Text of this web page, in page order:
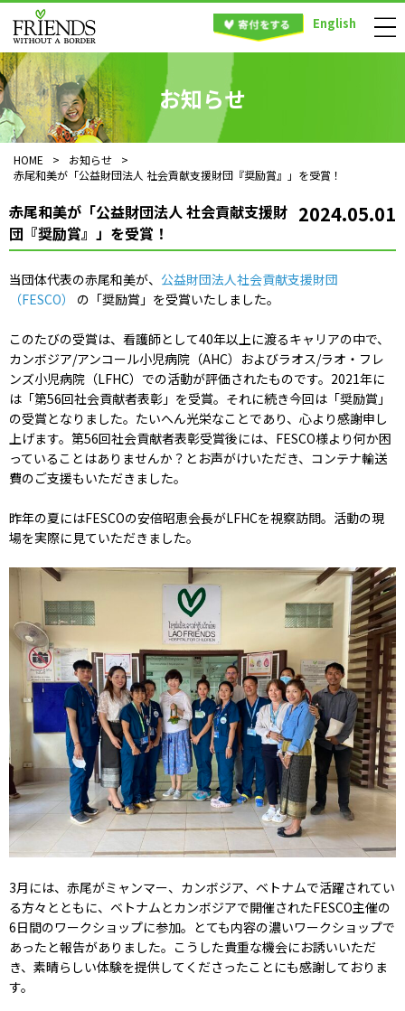
English
お知らせ
HOME > お知らせ
>
赤尾和美が「公益財団法人 社会貢献支援財団『奨励賞』」を受賞！
赤尾和美が「公益財団法人 社会貢献支援財
団『奨励賞』」を受賞！
2024.05.01
当団体代表の赤尾和美が、 公益財団法人社会貢献支援財団
（FESCO）
の「奨励賞」を受賞いたしました。
このたびの受賞は、看護師として40年以上に渡るキャリアの中で、
カンボジア/アンコール小児病院（AHC）およびラオス/ラオ・フレ
ンズ小児病院（LFHC）での活動が評価されたものです。2021年に
は「第56回社会貢献者表彰」を受賞。それに続き今回は「奨励賞」
の受賞となりました。たいへん光栄なことであり、心より感謝申し
上げます。第56回社会貢献者表彰受賞後には、FESCO様より何か困
っていることはありませんか？とお声がけいただき、コンテナ輸送
費のご支援もいただきました。
昨年の夏にはFESCOの安倍昭恵会長がLFHCを視察訪問。活動の現
場を実際に見ていただきました。
3月には、赤尾がミャンマー、カンボジア、ベトナムで活躍されてい
る方々とともに、ベトナムとカンボジアで開催されたFESCO主催の
6日間のワークショップに参加。とても内容の濃いワークショップで
あったと報告がありました。こうした貴重な機会にお誘いいただ
き、素晴らしい体験を提供してくださったことにも感謝しておりま
す。